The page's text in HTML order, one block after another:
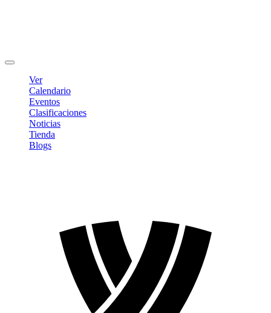
Ver
Calendario
Eventos
Clasificaciones
Noticias
Tienda
Blogs